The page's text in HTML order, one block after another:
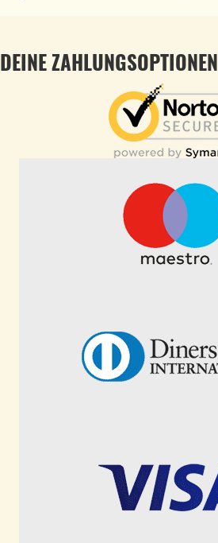
DEINE ZAHLUNGSOPTIONEN